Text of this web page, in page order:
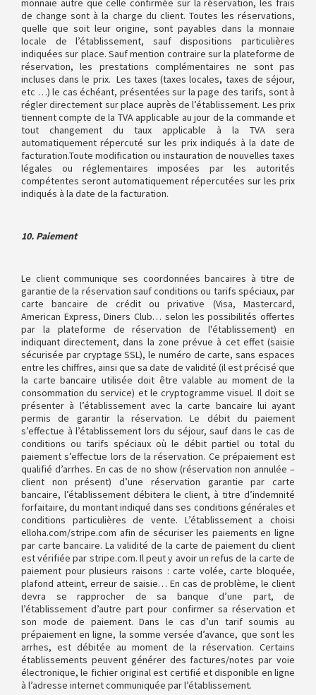
monnaie autre que celle confirmée sur la réservation, les frais
de change sont à la charge du client. Toutes les réservations,
quelle que soit leur origine, sont payables dans la monnaie
locale de l’établissement, sauf dispositions particulières
indiquées sur place. Sauf mention contraire sur la plateforme de
réservation, les prestations complémentaires ne sont pas
incluses dans le prix. Les taxes (taxes locales, taxes de séjour,
etc …) le cas échéant, présentées sur la page des tarifs, sont à
régler directement sur place auprès de l’établissement. Les prix
tiennent compte de la TVA applicable au jour de la commande et
tout changement du taux applicable à la TVA sera
automatiquement répercuté sur les prix indiqués à la date de
facturation.Toute modification ou instauration de nouvelles taxes
légales ou réglementaires imposées par les autorités
compétentes seront automatiquement répercutées sur les prix
indiqués à la date de la facturation.
10. Paiement
Le client communique ses coordonnées bancaires à titre de
garantie de la réservation sauf conditions ou tarifs spéciaux, par
carte bancaire de crédit ou privative (Visa, Mastercard,
American Express, Diners Club… selon les possibilités offertes
par la plateforme de réservation de l'établissement) en
indiquant directement, dans la zone prévue à cet effet (saisie
sécurisée par cryptage SSL), le numéro de carte, sans espaces
entre les chiffres, ainsi que sa date de validité (il est précisé que
la carte bancaire utilisée doit être valable au moment de la
consommation du service) et le cryptogramme visuel. Il doit se
présenter à l’établissement avec la carte bancaire lui ayant
permis de garantir la réservation. Le débit du paiement
s’effectue à l’établissement lors du séjour, sauf dans le cas de
conditions ou tarifs spéciaux où le débit partiel ou total du
paiement s’effectue lors de la réservation. Ce prépaiement est
qualifié d’arrhes. En cas de no show (réservation non annulée –
client non présent) d’une réservation garantie par carte
bancaire, l’établissement débitera le client, à titre d’indemnité
forfaitaire, du montant indiqué dans ses conditions générales et
conditions particulières de vente. L’établissement a choisi
elloha.com/stripe.com afin de sécuriser les paiements en ligne
par carte bancaire. La validité de la carte de paiement du client
est vérifiée par stripe.com. Il peut y avoir un refus de la carte de
paiement pour plusieurs raisons : carte volée, carte bloquée,
plafond atteint, erreur de saisie… En cas de problème, le client
devra se rapprocher de sa banque d’une part, de
l’établissement d’autre part pour confirmer sa réservation et
son mode de paiement. Dans le cas d’un tarif soumis au
prépaiement en ligne, la somme versée d’avance, que sont les
arrhes, est débitée au moment de la réservation. Certains
établissements peuvent générer des factures/notes par voie
électronique, le fichier original est certifié et disponible en ligne
à l’adresse internet communiquée par l’établissement.